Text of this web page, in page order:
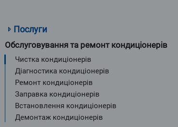
Послуги
Обслуговування та ремонт кондиціонерів
Чистка кондиціонерів
Діагностика кондиціонерів
Ремонт кондиціонерів
Заправка кондиціонерів
Встановлення кондиціонерів
Демонтаж кондиціонерів